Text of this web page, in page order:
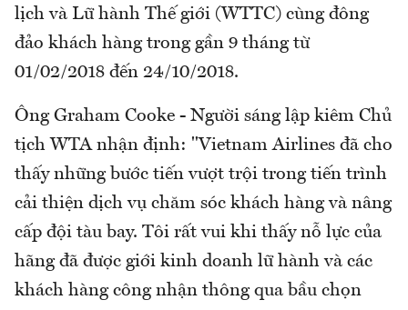
lịch và Lữ hành Thế giới (WTTC) cùng đông
đảo khách hàng trong gần 9 tháng từ
01/02/2018 đến 24/10/2018.
Ông Graham Cooke - Người sáng lập kiêm Chủ
tịch WTA nhận định: "Vietnam Airlines đã cho
thấy những bước tiến vượt trội trong tiến trình
cải thiện dịch vụ chăm sóc khách hàng và nâng
cấp đội tàu bay. Tôi rất vui khi thấy nỗ lực của
hãng đã được giới kinh doanh lữ hành và các
khách hàng công nhận thông qua bầu chọn